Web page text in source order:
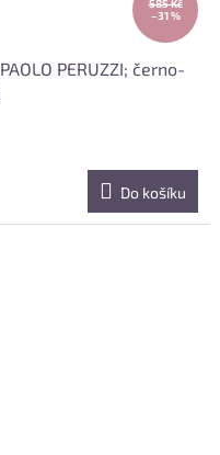
585 Kč
–31 %
PERUZZI; černo-
Do košíku